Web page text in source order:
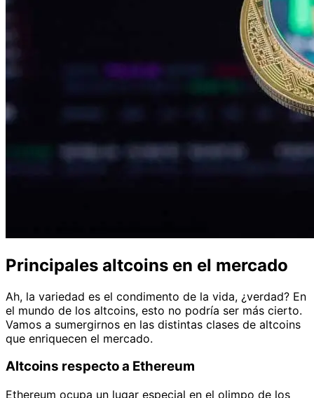
Principales altcoins en el mercado
Ah, la variedad es el condimento de la vida, ¿verdad? En
el mundo de los altcoins, esto no podría ser más cierto.
Vamos a sumergirnos en las distintas clases de altcoins
que enriquecen el mercado.
Altcoins respecto a Ethereum
Ethereum ocupa un lugar especial en el olimpo de los